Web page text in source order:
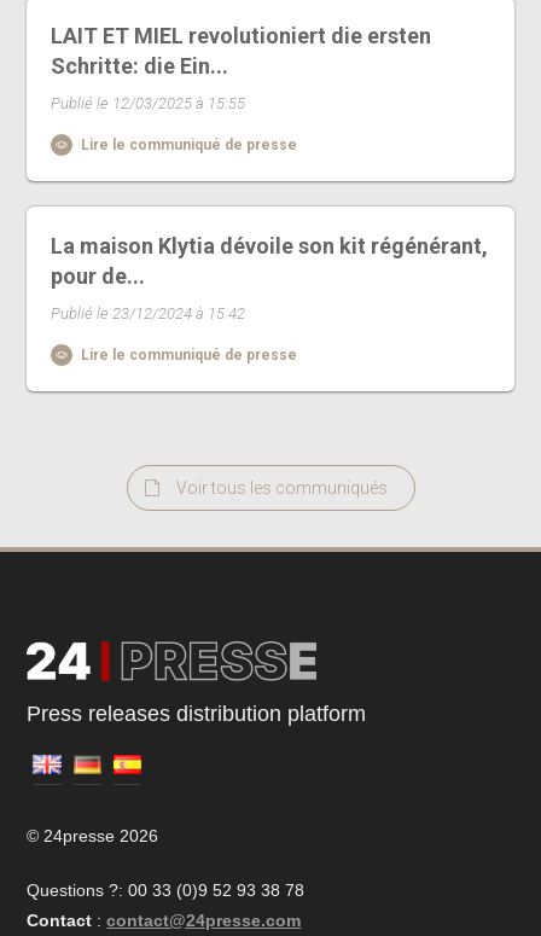
LAIT ET MIEL revolutioniert die ersten
Schritte: die Ein...
Publié le 12/03/2025 à 15:55
Lire le communiqué de presse
La maison Klytia dévoile son kit régénérant,
pour de...
Publié le 23/12/2024 à 15:42
Lire le communiqué de presse
Voir tous les communiqués
Press releases distribution platform
© 24presse 2026
Questions ?: 00 33 (0)9 52 93 38 78
Contact : contact@24presse.com